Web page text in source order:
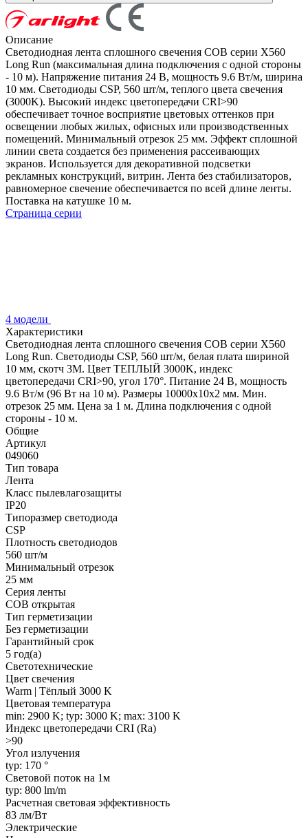
Описание
Светодиодная лента сплошного свечения COB серии X560
Long Run (максимальная длина подключения с одной стороны
- 10 м). Напряжение питания 24 В, мощность 9.6 Вт/м, ширина
10 мм. Светодиоды CSP, 560 шт/м, теплого цвета свечения
(3000K). Высокий индекс цветопередачи CRI>90
обеспечивает точное восприятие цветовых оттенков при
освещении любых жилых, офисных или производственных
помещений. Минимальный отрезок 25 мм. Эффект сплошной
линии света создается без применения рассеивающих
экранов. Используется для декоративной подсветки
рекламных конструкций, витрин. Лента без стабилизаторов,
равномерное свечение обеспечивается по всей длине ленты.
Поставка на катушке 10 м.
Страница серии
4 модели
Характеристики
Светодиодная лента сплошного свечения COB серии X560
Long Run. Светодиоды CSP, 560 шт/м, белая плата шириной
10 мм, скотч 3M. Цвет ТЕПЛЫЙ 3000K, индекс
цветопередачи CRI>90, угол 170°. Питание 24 В, мощность
9.6 Вт/м (96 Вт на 10 м). Размеры 10000х10х2 мм. Мин.
отрезок 25 мм. Цена за 1 м. Длина подключения с одной
стороны - 10 м.
Общие
Артикул
049060
Тип товара
Лента
Класс пылевлагозащиты
IP20
Типоразмер светодиода
CSP
Плотность светодиодов
560 шт/м
Минимальный отрезок
25 мм
Серия ленты
COB открытая
Тип герметизации
Без герметизации
Гарантийный срок
5 год(а)
Светотехнические
Цвет свечения
Warm | Тёплый 3000 K
Цветовая температура
min: 2900 K; typ: 3000 K; max: 3100 K
Индекс цветопередачи CRI (Ra)
>90
Угол излучения
typ: 170 °
Световой поток на 1м
typ: 800 lm/m
Расчетная световая эффективность
83 лм/Вт
Электрические